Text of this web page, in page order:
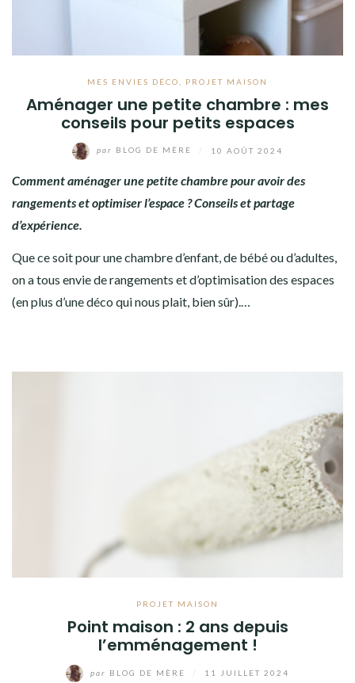
MES ENVIES DÉCO PROJET MAISON
Aménager une petite chambre : mes
conseils pour petits espaces
par BLOG DE MÈRE 10 AOÛT 2024
Comment aménager une petite chambre pour avoir des
rangements et optimiser l’espace ? Conseils et partage
d’expérience.
Que ce soit pour une chambre d’enfant, de bébé ou d’adultes,
on a tous envie de rangements et d’optimisation des espaces
(en plus d’une déco qui nous plait, bien sûr).…
PROJET MAISON
Point maison : 2 ans depuis
l’emménagement !
par BLOG DE MÈRE 11 JUILLET 2024